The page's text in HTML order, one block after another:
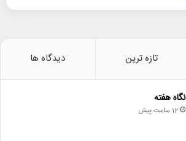
تازه ترین دیدگاه ها
نگاه هفته
12 ساعت پیش